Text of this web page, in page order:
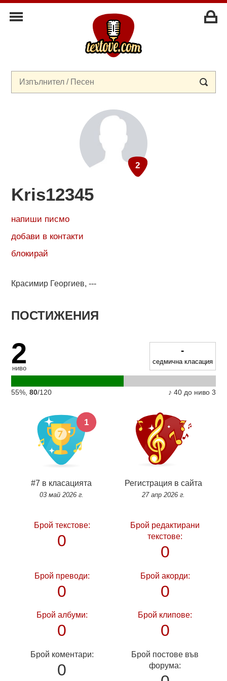
Kris12345
напиши писмо
добави в контакти
блокирай
Красимир Георгиев, ---
ПОСТИЖЕНИЯ
2
ниво
-
седмична класация
55%,80/120 ♪ 40 до ниво 3
#7 в класацията
03 май 2026 г.
Регистрация в сайта
27 апр 2026 г.
Брой текстове:
0
Брой редактирани
текстове:
0
Брой преводи:
0
Брой акорди:
0
Брой албуми:
0
Брой клипове:
0
Брой коментари:
0
Брой постове във
форума: